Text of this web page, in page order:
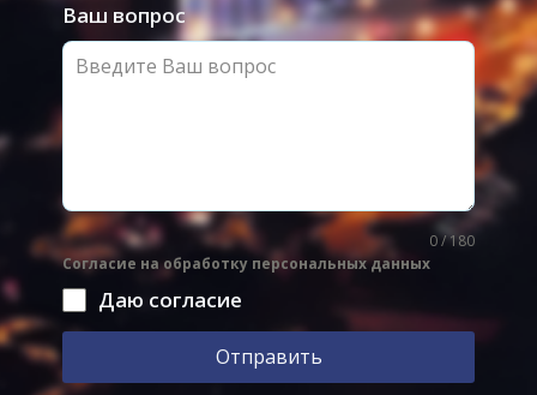
Ваш вопрос
0 / 180
Согласие на обработку персональных данных
Даю согласие
Отправить